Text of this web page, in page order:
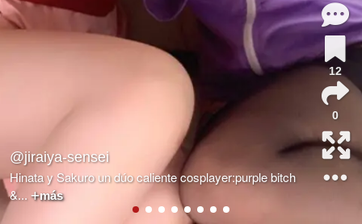
@jiraiya-sensei
Hinata y Sakuro un dúo caliente cosplayer:purple bitch
&... más
12
0